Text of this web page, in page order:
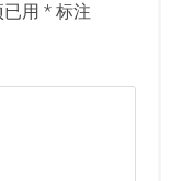
已用* 标注